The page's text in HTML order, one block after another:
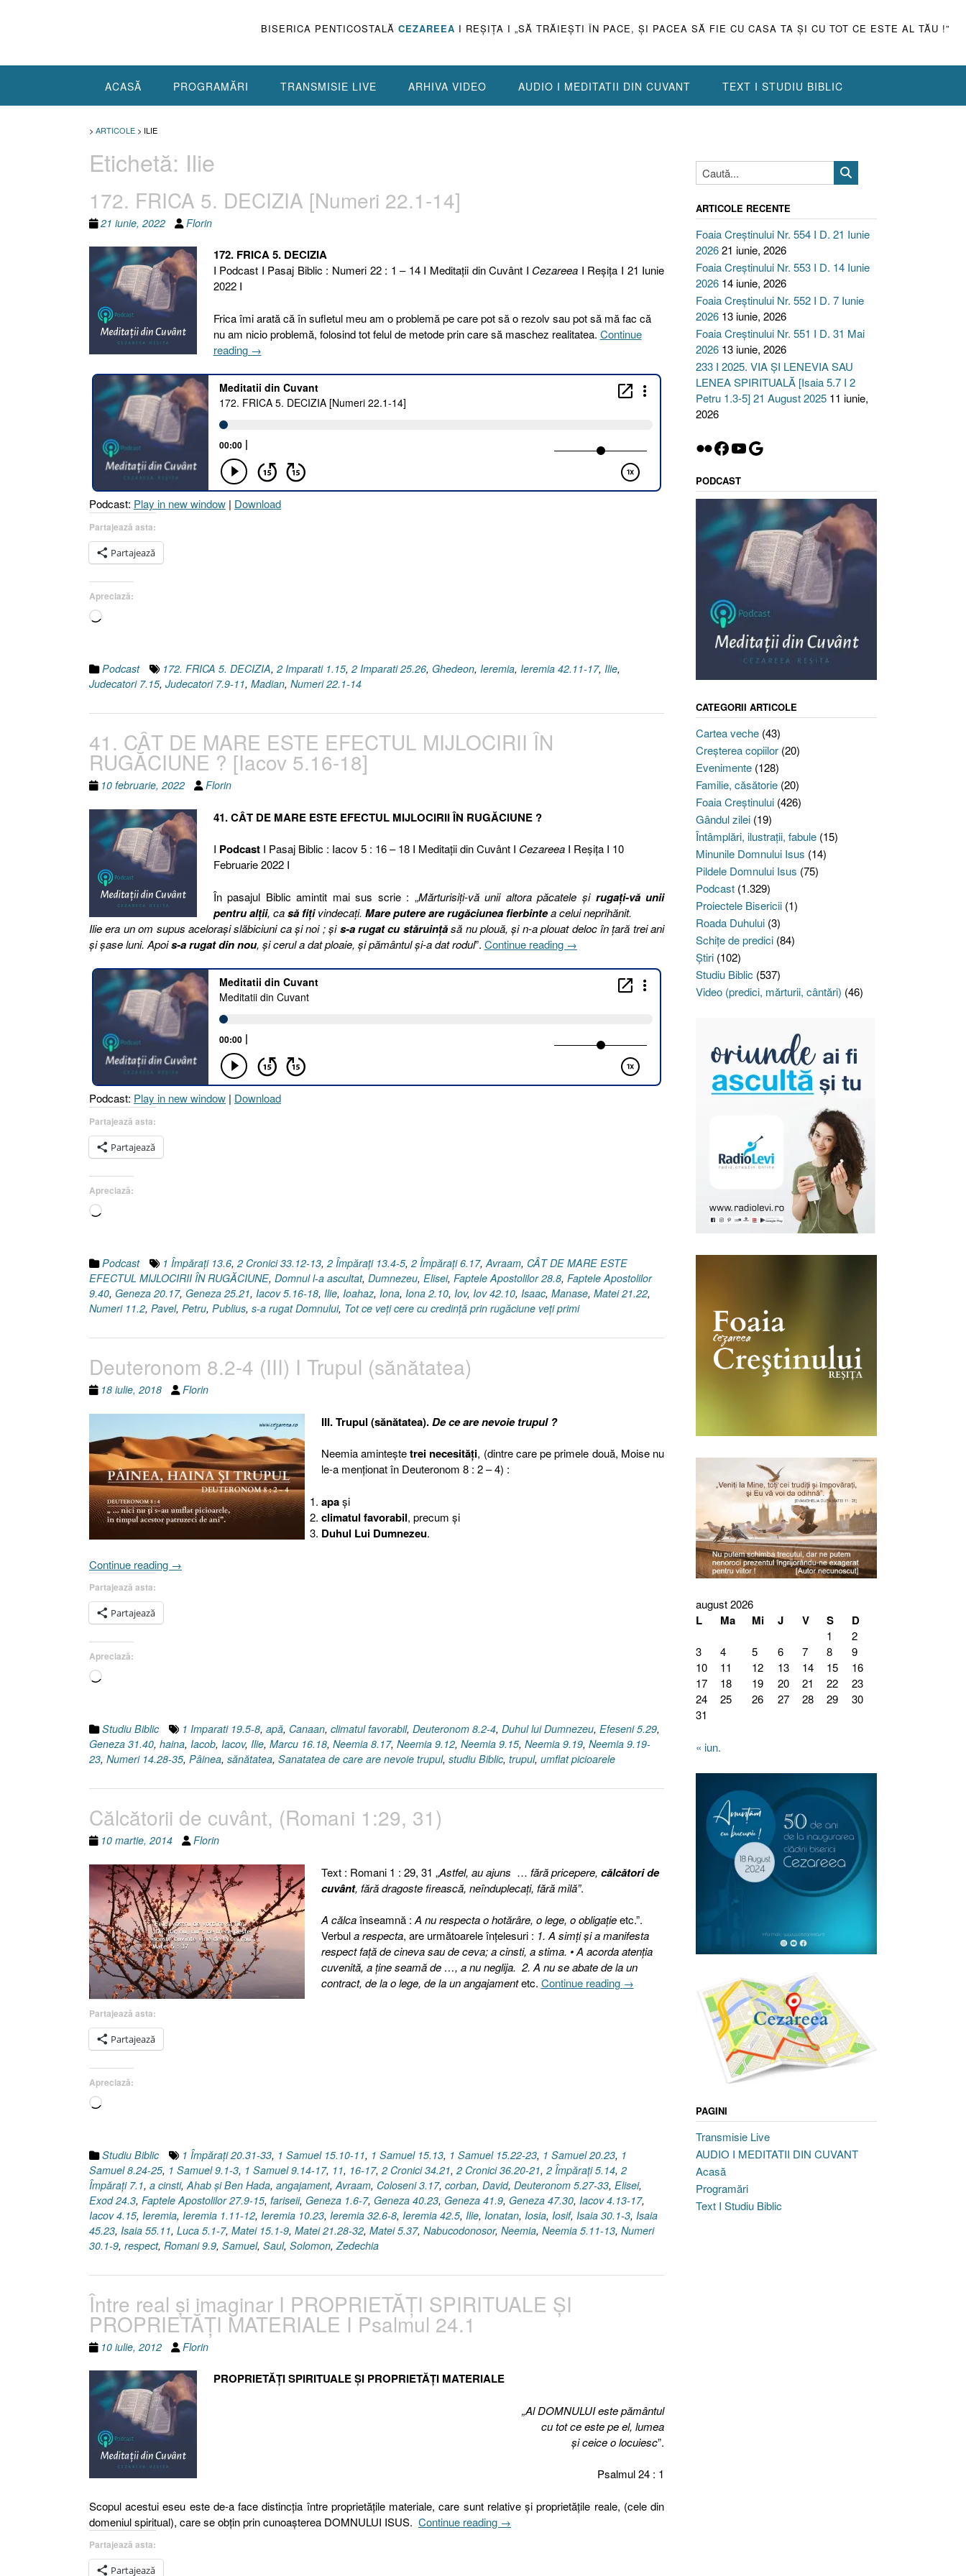
BISERICA PENTICOSTALĂ CEZAREEA I REŞIŢA I „SĂ TRĂIEŞTI ÎN PACE, ŞI PACEA SĂ FIE CU CASA TA ŞI CU TOT CE ESTE AL TĂU !”
ACASĂ PROGRAMĂRI TRANSMISIE LIVE ARHIVA VIDEO AUDIO I MEDITATII DIN CUVANT TEXT I STUDIU BIBLIC
> ARTICOLE > ILIE
Etichetă: Ilie
172. FRICA 5. DECIZIA [Numeri 22.1-14]
21 iunie, 2022 Florin
172. FRICA 5. DECIZIA
I Podcast I Pasaj Biblic : Numeri 22 : 1 – 14 I Meditaţii din Cuvânt I Cezareea I Reşiţa I 21 Iunie
2022 I
Frica îmi arată că în sufletul meu am o problemă pe care pot să o rezolv sau pot să mă fac că
nu am nicio problemă, folosind tot felul de metode prin care să maschez realitatea. Continue
reading „172.
5.
DECIZIA
[Numeri
→
Podcast: Play in new window | Download
Partajează asta:
Partajează
Apreciază:
Încarc...
Podcast 172. FRICA 5. DECIZIA, 2 Imparati 1.15, 2 Imparati 25.26, Ghedeon, Ieremia, Ieremia 42.11-17, Ilie,
Judecatori 7.15, Judecatori 7.9-11, Madian, Numeri 22.1-14
41. CÂT DE MARE ESTE EFECTUL MIJLOCIRII ÎN
RUGĂCIUNE ? [Iacov 5.16-18]
10 februarie, 2022 Florin
41. CÂT DE MARE ESTE EFECTUL MIJLOCIRII ÎN RUGĂCIUNE ?
I PodcastI Pasaj Biblic : Iacov 5 : 16 – 18 I Meditaţii din Cuvânt I CezareeaI Reşiţa I 10
Februarie 2022 I
În pasajul Biblic amintit mai sus scrie : „Mărturisiţi-vă unii altora păcatele şi rugaţi-vă unii
pentru alţii, casă fiţivindecaţi. Mare putere are rugăciunea fierbintea celui neprihănit.
Ilie era un om supus aceloraşi slăbiciuni ca şi noi ; şis-a rugat cu stăruinţăsă nu plouă, şi n-a plouat deloc în ţară trei ani
şi şase luni. Apois-a rugat din nou, şi cerul a dat ploaie, şi pământul şi-a dat rodul”. Continue reading „41.
DE
MIJLOCIRII
RUGĂCIUNE
?
→
Podcast: Play in new window | Download
Partajează asta:
Partajează
Apreciază:
Încarc...
Podcast 1 Împăraţi 13.6, 2 Cronici 33.12-13, 2 Împăraţi 13.4-5, 2 Împăraţi 6.17,Avraam, CÂT DE MARE ESTE
EFECTUL MIJLOCIRII ÎN RUGĂCIUNE, Domnul l-a ascultat, Dumnezeu, Elisei, Faptele Apostolilor 28.8, Faptele Apostolilor
9.40, Geneza 20.17, Geneza 25.21, Iacov 5.16-18, Ilie, Ioahaz, Iona, Iona 2.10, Iov, Iov 42.10, Isaac, Manase, Matei 21.22,
Numeri 11.2, Pavel, Petru, Publius, s-a rugat Domnului, Tot ce veţi cere cu credinţă prin rugăciune veţi primi
Deuteronom 8.2-4 (III) I Trupul (sănătatea)
18 iulie, 2018 Florin
III. Trupul (sănătatea).De ce are nevoie trupul ?
Neemia aminteştetrei necesităţi, (dintre care pe primele două, Moise nu
le-a menţionat în Deuteronom 8 : 2 – 4) :
apaşi
climatul favorabil, precum şi
Duhul Lui Dumnezeu.
Continue reading „Deuteronom
→
Partajează asta:
Partajează
Apreciază:
Încarc...
Studiu Biblic 1 Imparati 19.5-8, apă, Canaan, climatul favorabil, Deuteronom 8.2-4, Duhul lui Dumnezeu, Efeseni 5.29,
Geneza 31.40, haina, Iacob, Iacov, Ilie, Marcu 16.18, Neemia 8.17, Neemia 9.12, Neemia 9.15, Neemia 9.19, Neemia 9.19-
23, Numeri 14.28-35, Pâinea, sănătatea, Sanatatea de care are nevoie trupul, studiu Biblic, trupul, umflat picioarele
Călcătorii de cuvânt, (Romani 1:29, 31)
10 martie, 2014 Florin
Text : Romani 1 : 29, 31 „Astfel, au ajuns … fără pricepere, călcători de
cuvânt, fără dragoste firească, neînduplecaţi, fără milă”.
A călcaînseamnă :A nu respecta o hotărâre, o lege, o obligaţieetc.”.
Verbula respecta, are următoarele înţelesuri : 1. A simţi şi a manifesta
respect faţă de cineva sau de ceva; a cinsti, a stima. • A acorda atenţia
cuvenită, a ţine seamă de …, a nu neglija. 2. A nu se abate de la un
contract, de la o lege, de la un angajamentetc. Continue reading „Călcătorii
→
Partajează asta:
Partajează
Apreciază:
Încarc...
Studiu Biblic 1 Împăraţi 20.31-33, 1 Samuel 15.10-11, 1 Samuel 15.13, 1 Samuel 15.22-23, 1 Samuel 20.23, 1
Samuel 8.24-25, 1 Samuel 9.1-3, 1 Samuel 9.14-17, 11, 16-17, 2 Cronici 34.21, 2 Cronici 36.20-21, 2 Împăraţi 5.14, 2
Împăraţi 7.1, a cinsti, Ahab şi Ben Hada, angajament, Avraam, Coloseni 3.17, corban, David, Deuteronom 5.27-33, Elisei,
Exod 24.3, Faptele Apostolilor 27.9-15, fariseii, Geneza 1.6-7, Geneza 40.23, Geneza 41.9, Geneza 47.30, Iacov 4.13-17,
Iacov 4.15, Ieremia, Ieremia 1.11-12, Ieremia 10.23, Ieremia 32.6-8, Ieremia 42.5, Ilie, Ionatan, Iosia, Iosif, Isaia 30.1-3, Isaia
45.23, Isaia 55.11, Luca 5.1-7, Matei 15.1-9, Matei 21.28-32, Matei 5.37, Nabucodonosor, Neemia, Neemia 5.11-13, Numeri
30.1-9, respect, Romani 9.9, Samuel, Saul, Solomon, Zedechia
Între real şi imaginar I PROPRIETĂŢI SPIRITUALE ŞI
PROPRIETĂŢI MATERIALE I Psalmul 24.1
10 iulie, 2012 Florin
PROPRIETĂŢI SPIRITUALE ŞI PROPRIETĂŢI MATERIALE
„Al DOMNULUI este pământul
cu tot ce este pe el, lumea
şi ceice o locuiesc”.
Psalmul 24 : 1
Scopul acestui eseu este de-a face distincţia între proprietăţile materiale, care sunt relative şi proprietăţile reale, (cele din
domeniul spiritual), care se obţin prin cunoaşterea DOMNULUI ISUS. Continue reading „Între
→
Partajează asta:
Partajează
ARTICOLE RECENTE
Foaia Creștinului Nr. 554 I D. 21 Iunie
202621 iunie, 2026
Foaia Creștinului Nr. 553 I D. 14 Iunie
2026 14 iunie, 2026
Foaia Creștinului Nr. 552 I D. 7 Iunie
2026 13 iunie, 2026
Foaia Creștinului Nr. 551 I D. 31 Mai
2026 13 iunie, 2026
233 I 2025. VIA ȘI LENEVIA SAU
LENEA SPIRITUALĂ [Isaia 5.7 I 2
Petru 1.3-5] 21 August 2025 11 iunie,
2026
Flickr
Facebook
YouTube
Google
PODCAST
CATEGORII ARTICOLE
Cartea veche(43)
Creşterea copiilor(20)
Evenimente(128)
Familie, căsătorie(20)
Foaia Creştinului(426)
Gândul zilei(19)
Întâmplări, ilustraţii, fabule(15)
Minunile Domnului Isus (14)
Pildele Domnului Isus (75)
Podcast(1.329)
Proiectele Bisericii(1)
Roada Duhului(3)
Schiţe de predici(84)
Ştiri(102)
Studiu Biblic (537)
Video (predici, mărturii, cântări) (46)
august 2026
L Ma Mi J V S D
1
2
3
4 5 6 7 8
9
10
11 12 13 14 15
16
17
18 19 20 21 22
23
24
25 26 27 28 29
30
31
« iun.
PAGINI
Transmisie Live
AUDIO I MEDITATII DIN CUVANT
Acasă
Programări
Text I Studiu Biblic